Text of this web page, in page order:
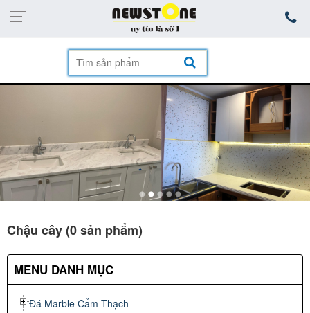
Chậu cây (0 sản phẩm)
MENU DANH MỤC
Đá Marble Cẩm Thạch